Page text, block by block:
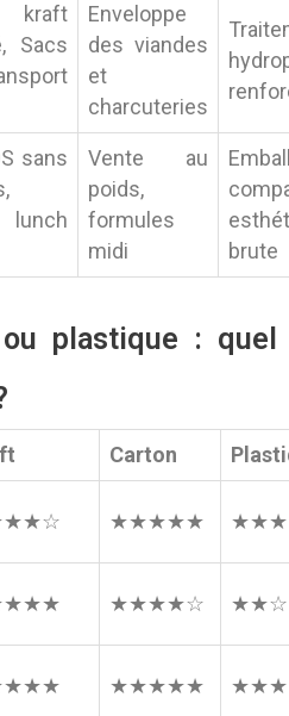
kraft
Sacs
Enveloppe
des viandes
et
charcuteries
sans
Vente au
poids,
formules
midi
brute
plastique : quel
Carton
★★★★★
★★★★☆
★★★★★